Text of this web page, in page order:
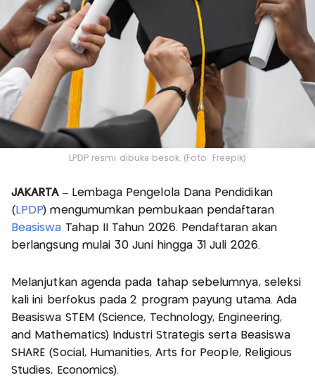
LPDP resmi dibuka besok. (Foto: Freepik)
JAKARTA– Lembaga Pengelola Dana Pendidikan
( LPDP) mengumumkan pembukaan pendaftaran
Beasiswa Tahap II Tahun 2026. Pendaftaran akan
berlangsung mulai 30 Juni hingga 31 Juli 2026.
Melanjutkan agenda pada tahap sebelumnya, seleksi
kali ini berfokus pada 2 program payung utama. Ada
Beasiswa STEM (Science, Technology, Engineering,
and Mathematics) Industri Strategis serta Beasiswa
SHARE (Social, Humanities, Arts for People, Religious
Studies, Economics).